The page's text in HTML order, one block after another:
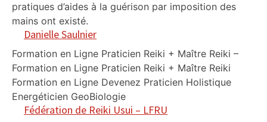
pratiques d’aides à la guérison par imposition des
mains ont existé.
Danielle Saulnier
Formation en Ligne Praticien Reiki + Maître Reiki –
Formation en Ligne Praticien Reiki + Maître Reiki
Formation en Ligne Devenez Praticien Holistique
Energéticien GeoBiologie
Fédération de Reiki Usui – LFRU